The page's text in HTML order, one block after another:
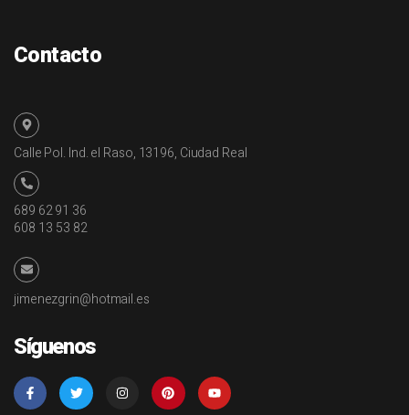
Contacto
Calle Pol. Ind. el Raso, 13196, Ciudad Real
689 62 91 36
608 13 53 82
jimenezgrin@hotmail.es
Síguenos